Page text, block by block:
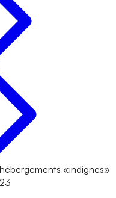
«indignes»